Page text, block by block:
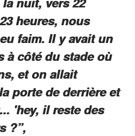
heures, nous
faim. Il y avait un
à côté du stade où
et on allait
porte de derrière et
'hey, il reste des
?”,